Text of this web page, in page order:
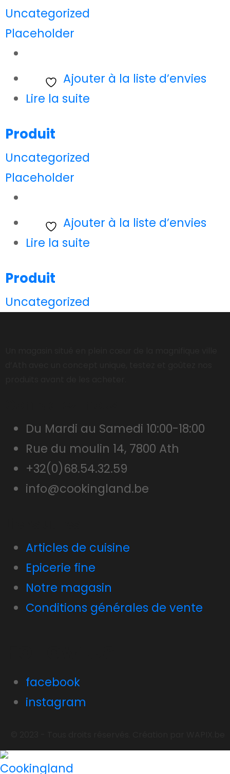
Uncategorized
Placeholder
Ajouter à la liste d’envies
Lire la suite
Produit
Uncategorized
Placeholder
Ajouter à la liste d’envies
Lire la suite
Produit
Uncategorized
Du Mardi au Samedi 10:00-18:00
Rue du moulin 14, 7800 Ath
+32(0)68.54.32.59
info@cookingland.be
Articles de cuisine
Epicerie fine
Notre magasin
Conditions générales de vente
facebook
instagram